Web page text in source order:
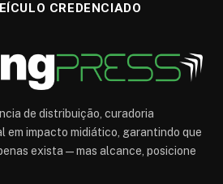
CREDENCIADO
de distribuição, curadoria
impacto midiático, garantindo que
exista — mas alcance, posicione